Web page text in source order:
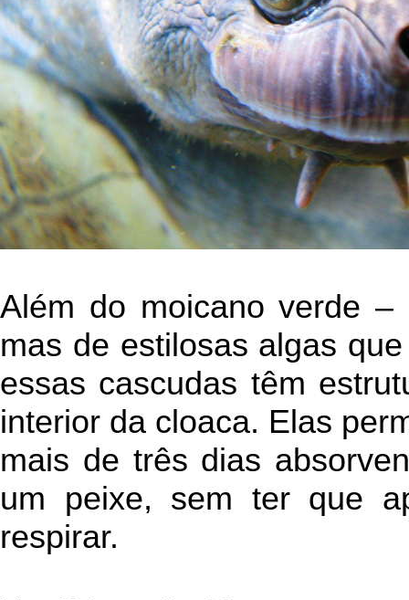
Além do moicano verde
mas de estilosas algas
essas cascudas têm
interior da cloaca. Elas
mais de três dias
um peixe, sem ter que
respirar.